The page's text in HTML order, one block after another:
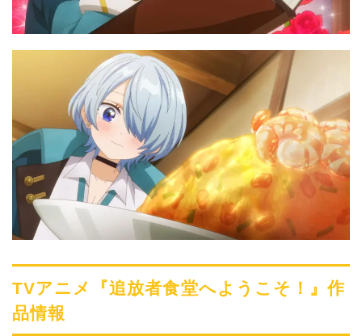
TVアニメ『追放者食堂へようこそ！』作
品情報